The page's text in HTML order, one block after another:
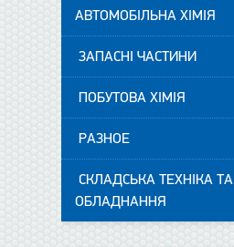
АВТОМОБІЛЬНА ХІМІЯ
ЗАПАСНІ ЧАСТИНИ
ПОБУТОВА ХІМІЯ
РАЗНОЕ
СКЛАДСЬКА ТЕХНІКА ТА
ОБЛАДНАННЯ